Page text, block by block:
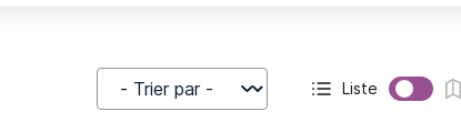
Trier par Affichage actif :
Liste
Affichage :